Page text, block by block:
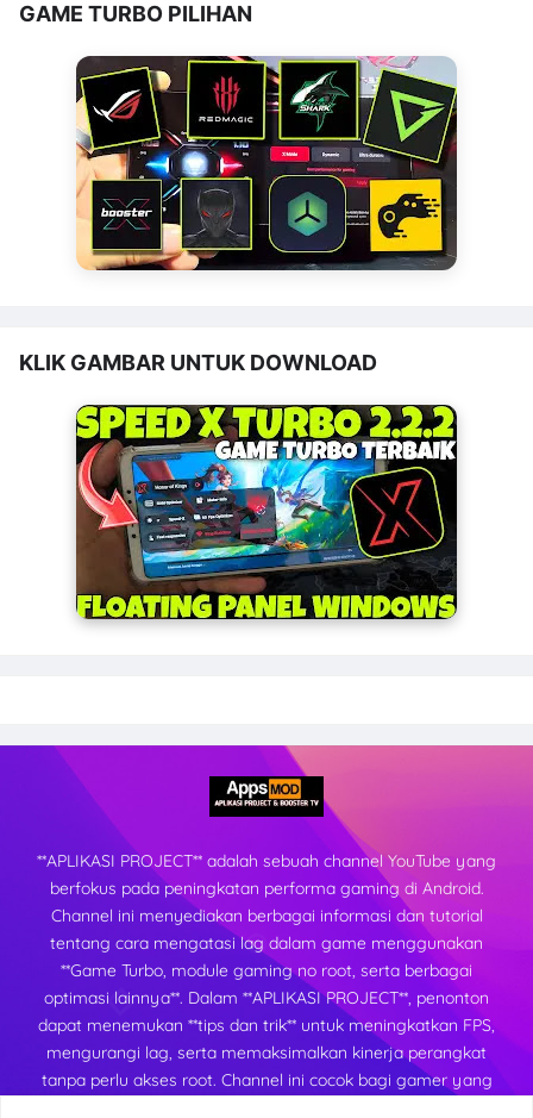
GAME TURBO PILIHAN
KLIK GAMBAR UNTUK DOWNLOAD
**APLIKASI PROJECT** adalah sebuah channel YouTube yang
berfokus pada peningkatan performa gaming di Android.
Channel ini menyediakan berbagai informasi dan tutorial
tentang cara mengatasi lag dalam game menggunakan
**Game Turbo, module gaming no root, serta berbagai
optimasi lainnya**. Dalam **APLIKASI PROJECT**, penonton
dapat menemukan **tips dan trik** untuk meningkatkan FPS,
mengurangi lag, serta memaksimalkan kinerja perangkat
tanpa perlu akses root. Channel ini cocok bagi gamer yang